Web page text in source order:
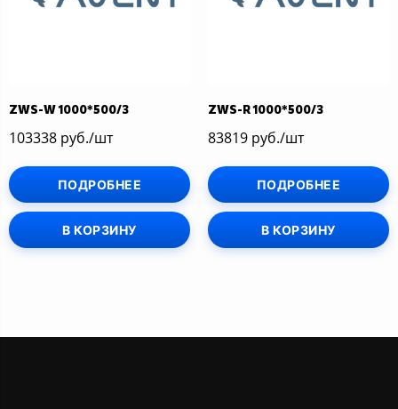
ZWS-W 1000*500/3
103338 руб./шт
ПОДРОБНЕЕ
В КОРЗИНУ
ZWS-R 1000*500/3
83819 руб./шт
ПОДРОБНЕЕ
В КОРЗИНУ